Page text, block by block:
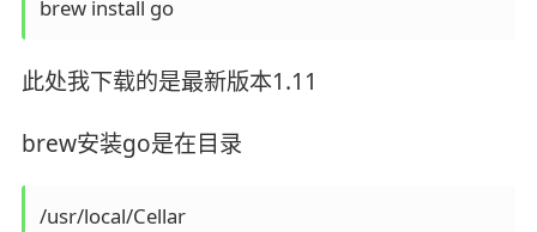
brew install go
此处我下载的是最新版本1.11
brew安装go是在目录
/usr/local/Cellar